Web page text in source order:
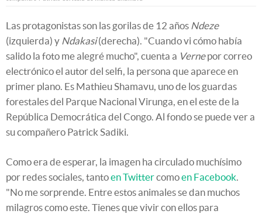
Las protagonistas son las gorilas de 12 años Ndeze
(izquierda) y Ndakasi(derecha). "Cuando vi cómo había
salido la foto me alegré mucho", cuenta a Vernepor correo
electrónico el autor del selfi, la persona que aparece en
primer plano. Es Mathieu Shamavu, uno de los guardas
forestales del Parque Nacional Virunga, en el este de la
República Democrática del Congo. Al fondo se puede ver a
su compañero Patrick Sadiki.
Como era de esperar, la imagen ha circulado muchísimo
por redes sociales, tantoen Twittercomoen Facebook.
"No me sorprende. Entre estos animales se dan muchos
milagros como este. Tienes que vivir con ellos para